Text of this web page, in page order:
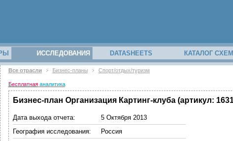
ИССЛЕДОВАНИЯ DATASHEETS КАТАЛОГ СХЕМ
Все отрасли Бизнес-планы Спорт/отдых/туризм
Бесплатнаяаналитика
Бизнес-план Организация Картинг-клуба (артикул:
Дата выхода отчета:
5 Октября 2013
География исследования:
Россия